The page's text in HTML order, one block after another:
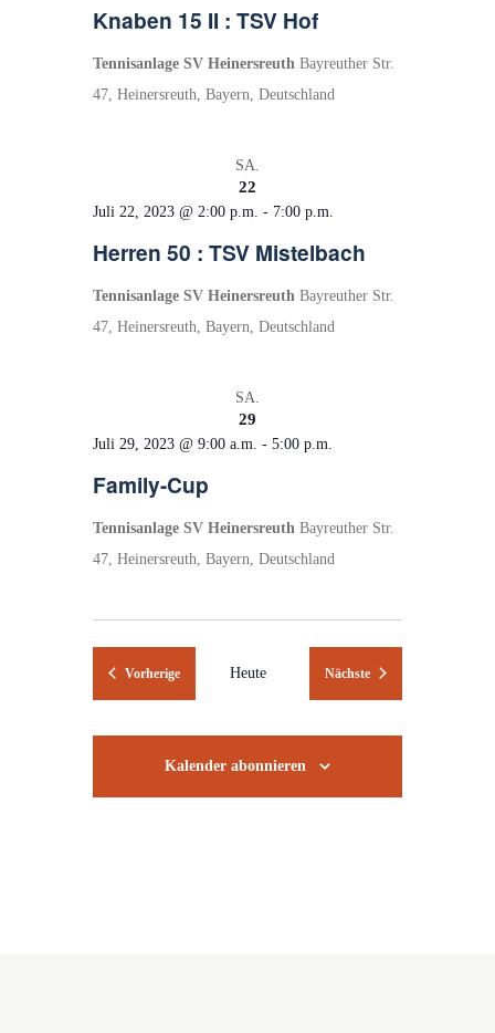
Knaben 15 II : TSV Hof
Tennisanlage SV Heinersreuth Bayreuther Str.
47, Heinersreuth, Bayern, Deutschland
SA.
22
Herren 50 : TSV Mistelbach
Juli 22, 2023 @ 2:00 p.m. - 7:00 p.m.
Tennisanlage SV Heinersreuth Bayreuther Str.
47, Heinersreuth, Bayern, Deutschland
SA.
29
Family-Cup
Juli 29, 2023 @ 9:00 a.m. - 5:00 p.m.
Tennisanlage SV Heinersreuth Bayreuther Str.
47, Heinersreuth, Bayern, Deutschland
VorherigeVeranstaltungen
Heute NächsteVeranstaltungen
Kalender abonnieren